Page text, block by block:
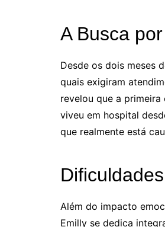
A Busca
Desde os dois meses
quais exigiram
revelou que a
viveu em hospital
que realmente está
Além do impacto
Emilly se dedica